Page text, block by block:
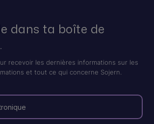
dans ta boîte de
recevoir les dernières informations sur les
et tout ce qui concerne Sojern.